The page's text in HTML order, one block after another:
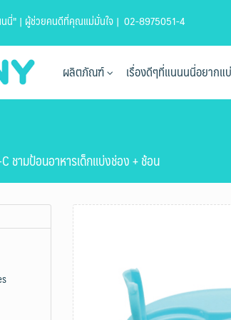
นี่" | ผู้ช่วยคนดีที่คุณแม่มั่นใจ | 02-8975051-4
ผลิตภัณฑ์ เรื่องดีๆที่แนนนนี่อยากแ
ชามป้อนอาหารเด็กแบ่งช่อง + ช้อน